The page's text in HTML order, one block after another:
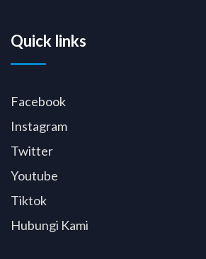
Quick links
Facebook
Instagram
Twitter
Youtube
Tiktok
Hubungi Kami